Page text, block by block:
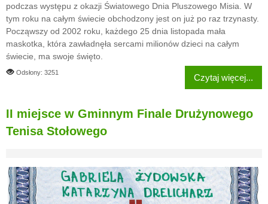
podczas występu z okazji Światowego Dnia Pluszowego Misia. W
tym roku na całym świecie obchodzony jest on już po raz trzynasty.
Począwszy od 2002 roku, każdego 25 dnia listopada mała
maskotka, która zawładnęła sercami milionów dzieci na całym
świecie, ma swoje święto.
Odsłony: 3251 Czytaj więcej...
II miejsce w Gminnym Finale Drużynowego
Tenisa Stołowego